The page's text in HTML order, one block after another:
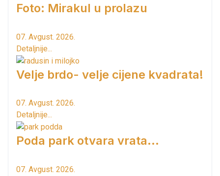
Foto: Mirakul u prolazu
07. Avgust. 2026.
Detaljnije...
Velje brdo- velje cijene kvadrata!
07. Avgust. 2026.
Detaljnije...
Poda park otvara vrata...
07. Avgust. 2026.